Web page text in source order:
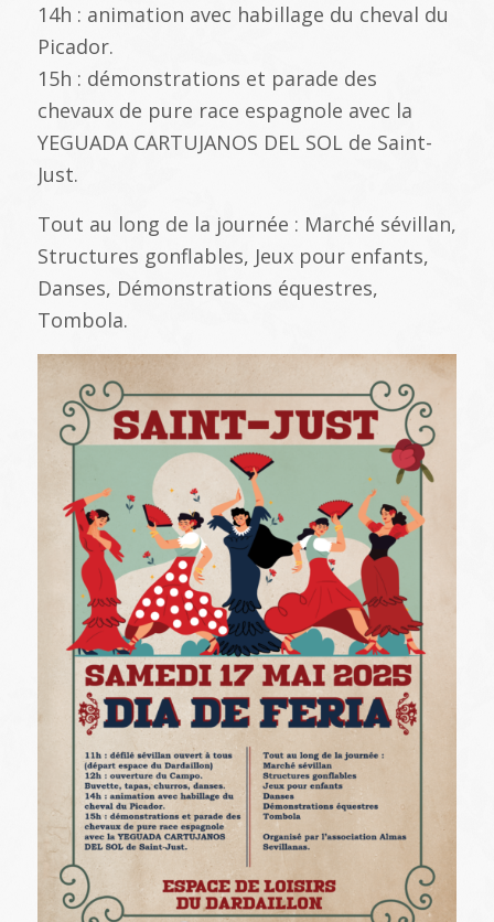
14h : animation avec habillage du cheval du
Picador.
15h : démonstrations et parade des
chevaux de pure race espagnole avec la
YEGUADA CARTUJANOS DEL SOL de Saint-
Just.
Tout au long de la journée : Marché sévillan,
Structures gonflables, Jeux pour enfants,
Danses, Démonstrations équestres,
Tombola.